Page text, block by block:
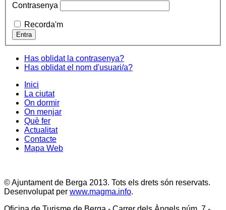
Contrasenya
Recorda'm
Has oblidat la contrasenya?
Has oblidat el nom d'usuari/a?
Inici
La ciutat
On dormir
On menjar
Què fer
Actualitat
Contacte
Mapa Web
© Ajuntament de Berga 2013. Tots els drets són reservats.
Desenvolupat per www.magma.info.